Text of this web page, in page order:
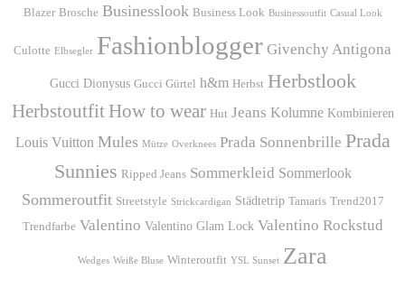
Blazer Brosche Businesslook Business Look Businessoutfit Casual Look
Culotte Elbsegler Fashionblogger Givenchy Antigona
Gucci Dionysus Gucci Gürtel h&m Herbst Herbstlook
Herbstoutfit How to wear Hut Jeans Kolumne Kombinieren
Louis Vuitton Mules Mütze Overknees Prada Sonnenbrille Prada
Sunnies Ripped Jeans Sommerkleid Sommerlook
Sommeroutfit Streetstyle Strickcardigan Städtetrip Tamaris Trend2017
Trendfarbe Valentino Valentino Glam Lock Valentino Rockstud
Wedges Weiße Bluse Winteroutfit YSL Sunset Zara